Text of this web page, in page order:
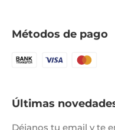
Métodos de pago
Últimas
Déjanos tu email y te